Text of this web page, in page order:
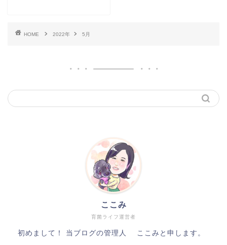
HOME 2022年 5月
育菌ライフ運営者
ここみ
初めまして！ 当ブログの管理人 ここみと申します。